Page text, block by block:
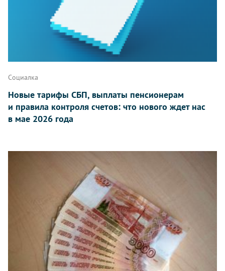
Социалка
Новые тарифы СБП, выплаты пенсионерам
и правила контроля счетов: что нового ждет нас
в мае 2026 года